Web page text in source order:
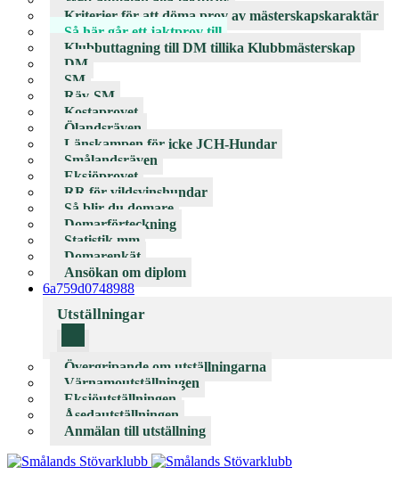
Kriterier för att döma prov av mästerskapskaraktär
Så här går ett jaktprov till
Klubbuttagning till DM tillika Klubbmästerskap
DM
SM
Räv-SM
Kostaprovet
Ölandsräven
Länskampen för icke JCH-Hundar
Smålandsräven
Eksjöprovet
RR för vildsvinshundar
Så blir du domare
Domarförteckning
Statistik mm
Domarenkät
Ansökan om diplom
6a759d0748988
Utställningar
Övergripande om utställningarna
Värnamoutställningen
Eksjöutställningen
Åsedautställningen
Anmälan till utställning